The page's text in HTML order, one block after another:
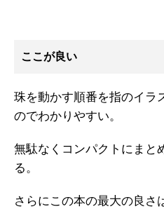
ここが良い
珠を動かす順番を指のイラ
のでわかりやすい。
無駄なくコンパクトにまと
る。
さらにこの本の最大の良さ